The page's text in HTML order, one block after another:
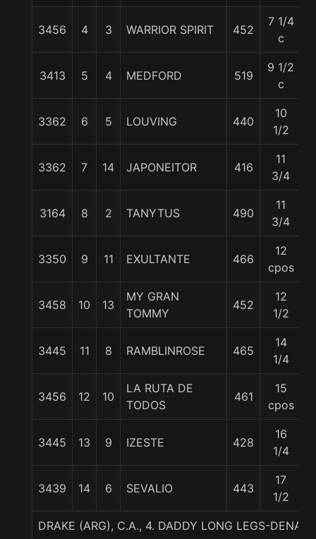
3456 4 3 WARRIOR SPIRIT 452
7 1/4
c
3413 5 4 MEDFORD 519
9 1/2
c
3362 6 5 LOUVING 440
10
1/2
3362 7 14 JAPONEITOR 416
11
3/4
3164 8 2 TANYTUS 490
11
3/4
3350 9 11 EXULTANTE 466
12
cpos
3458 10 13
MY GRAN
TOMMY
452
12
1/2
3445 11 8 RAMBLINROSE 465
14
1/4
3456 12 10
LA RUTA DE
TODOS
461
15
cpos
3445 13 9 IZESTE 428
16
1/4
3439 14 6 SEVALIO 443
17
1/2
DRAKE (ARG), C.A., 4. DADDY LONG LEGS-